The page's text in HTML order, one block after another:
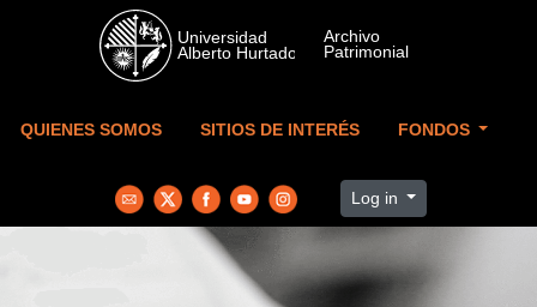
Skip to main content
QUIENES SOMOS SITIOS DE INTERÉS FONDOS
Log in